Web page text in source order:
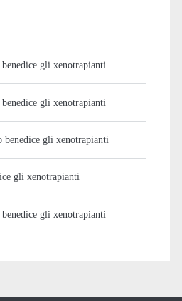
gli xenotrapianti
gli xenotrapianti
benedice gli xenotrapianti
gli xenotrapianti
gli xenotrapianti